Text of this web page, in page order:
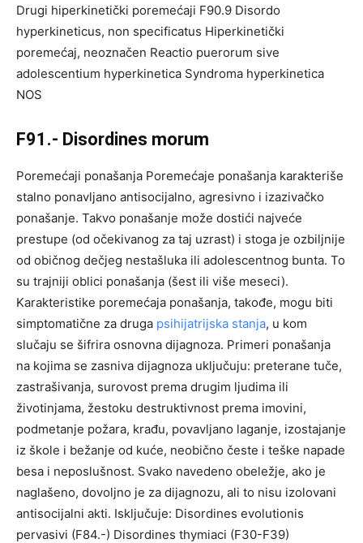
Drugi hiperkinetički poremećaji F90.9 Disordo
hyperkineticus, non specificatus Hiperkinetički
poremećaj, neoznačen Reactio puerorum sive
adolescentium hyperkinetica Syndroma hyperkinetica
NOS
F91.- Disordines morum
Poremećaji ponašanja Poremećaje ponašanja karakteriše
stalno ponavljano antisocijalno, agresivno i izazivačko
ponašanje. Takvo ponašanje može dostići najveće
prestupe (od očekivanog za taj uzrast) i stoga je ozbiljnije
od običnog dečjeg nestašluka ili adolescentnog bunta. To
su trajniji oblici ponašanja (šest ili više meseci).
Karakteristike poremećaja ponašanja, takođe, mogu biti
simptomatične za druga psihijatrijska stanja, u kom
slučaju se šifrira osnovna dijagnoza. Primeri ponašanja
na kojima se zasniva dijagnoza uključuju: preterane tuče,
zastrašivanja, surovost prema drugim ljudima ili
životinjama, žestoku destruktivnost prema imovini,
podmetanje požara, krađu, povavljano laganje, izostajanje
iz škole i bežanje od kuće, neobično česte i teške napade
besa i neposlušnost. Svako navedeno obeležje, ako je
naglašeno, dovoljno je za dijagnozu, ali to nisu izolovani
antisocijalni akti. Isključuje: Disordines evolutionis
pervasivi (F84.-) Disordines thymiaci (F30-F39)